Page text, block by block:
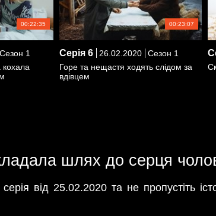
00:22:35
Сезон 1
кохала
00:23:07
Серія 6 26.02.2020
Сезон 1
Горе та нещастя ходять слідом за
вдівцем
шлях до серця
від 25.02.2020 та не пропустіть